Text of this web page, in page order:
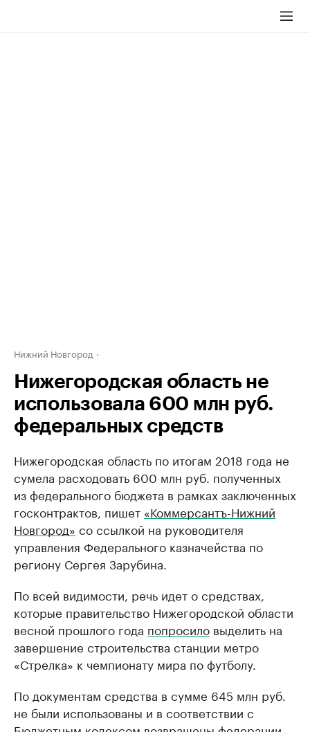
Нижний Новгород
Нижегородская область не
использовала 600 млн руб.
федеральных средств
Нижегородская область по итогам 2018 года не
сумела расходовать 600 млн руб. полученных
из федерального бюджета в рамках заключенных
госконтрактов, пишет «Коммерсантъ-Нижний
Новгород» со ссылкой на руководителя
управления Федерального казначейства по
региону Сергея Зарубина.
По всей видимости, речь идет о средствах,
которые правительство Нижегородской области
весной прошлого года попросило выделить на
завершение строительства станции метро
«Стрелка» к чемпионату мира по футболу.
По документам средства в сумме 645 млн руб.
не были использованы и в соответствии с